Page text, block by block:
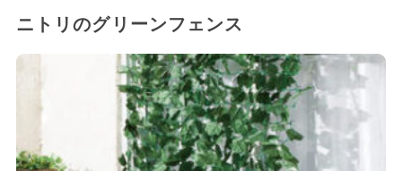
ニトリのグリーンフェンス